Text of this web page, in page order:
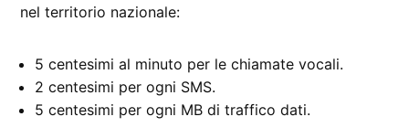
nel territorio nazionale:
5 centesimi al minuto per le chiamate vocali.
2 centesimi per ogni SMS.
5 centesimi per ogni MB di traffico dati.